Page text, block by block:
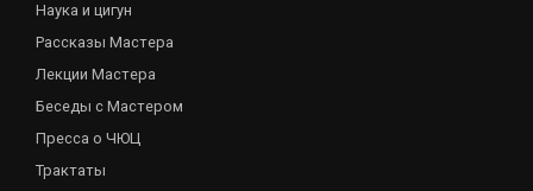
Наука и цигун
Рассказы Мастера
Лекции Мастера
Беседы с Мастером
Пресса о ЧЮЦ
Трактаты